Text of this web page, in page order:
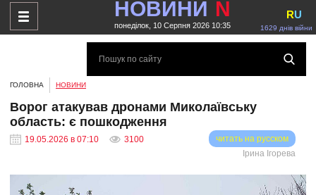
НОВИНИ N
понеділок, 10 Серпня 2026 10:35 1629 днів війни
RU
ГОЛОВНА НОВИНИ
Ворог атакував дронами Миколаївську
область: є пошкодження
19.05.2026 в 07:10 3100
читать на русском
Ірина Ігорева